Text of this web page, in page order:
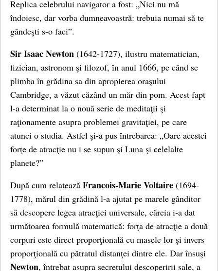
Replica celebrului navigator a fost: „Nici nu mă
îndoiesc, dar vorba dumneavoastră: trebuia numai să te
gândeşti s-o faci”.
Sir Isaac Newton (1642-1727), ilustru matematician,
fizician, astronom şi filozof, în anul 1666, pe când se
plimba în grădina sa din apropierea oraşului
Cambridge, a văzut căzând un măr din pom. Acest fapt
l-a determinat la o nouă serie de meditaţii şi
raţionamente asupra problemei gravitaţiei, pe care
atunci o studia. Astfel şi-a pus întrebarea: „Oare acestei
forţe de atracţie nu i se supun şi Luna şi celelalte
planete?”
După cum relatează Francois-Marie Voltaire (1694-
1778), mărul din grădină l-a ajutat pe marele gânditor
să descopere legea atracţiei universale, căreia i-a dat
următoarea formulă matematică: forţa de atracţie a două
corpuri este direct proporţională cu masele lor şi invers
proporţională cu pătratul distanţei dintre ele. Dar însuşi
Newton, întrebat asupra secretului descoperirii sale, a